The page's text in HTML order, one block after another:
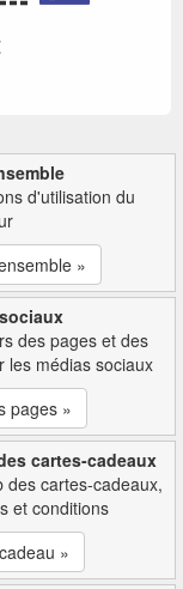
d'utilisation du
»
des pages et des
les médias sociaux
pages »
cartes-cadeaux
des cartes-cadeaux,
et conditions
»